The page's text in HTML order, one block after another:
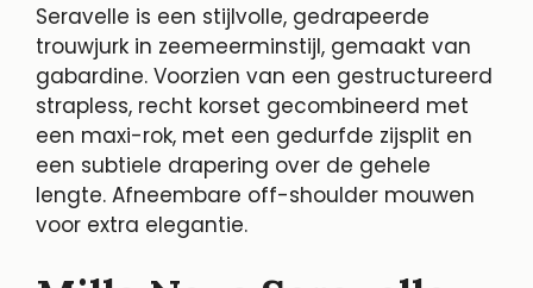
Seravelle is een stijlvolle, gedrapeerde
trouwjurk in zeemeerminstijl, gemaakt van
gabardine. Voorzien van een gestructureerd
strapless, recht korset gecombineerd met
een maxi-rok, met een gedurfde zijsplit en
een subtiele drapering over de gehele
lengte. Afneembare off-shoulder mouwen
voor extra elegantie.